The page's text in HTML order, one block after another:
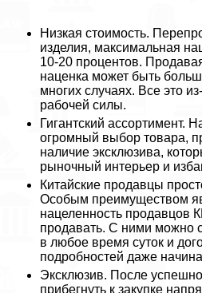
Низкая стоимость.
изделия, максимальная
10-20 процентов.
наценка может быть
многих случаях. Все это
рабочей силы.
Гигантский ассортимент.
огромный выбор товара,
наличие эксклюзива,
рыночный интерьер и
Китайские продавцы
Особым преимуществом
нацеленность продавцов
продавать. С ними можно
в любое время суток и
подробностей даже
Эксклюзив. После
прибегнуть к закупке